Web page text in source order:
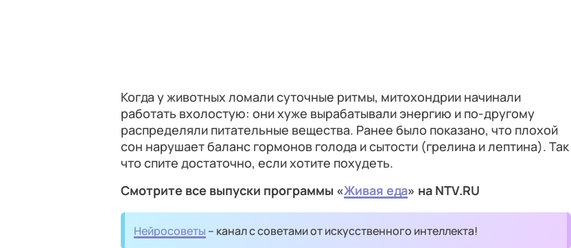
Когда у животных ломали суточные ритмы, митохондрии начинали
работать вхолостую: они хуже вырабатывали энергию и по-другому
распределяли питательные вещества. Ранее было показано, что плохой
сон нарушает баланс гормонов голода и сытости (грелина и лептина). Так
что спите достаточно, если хотите похудеть.
Смотрите все выпуски программы «Живая еда» на NTV.RU
Нейросоветы – канал с советами от искусственного интеллекта!